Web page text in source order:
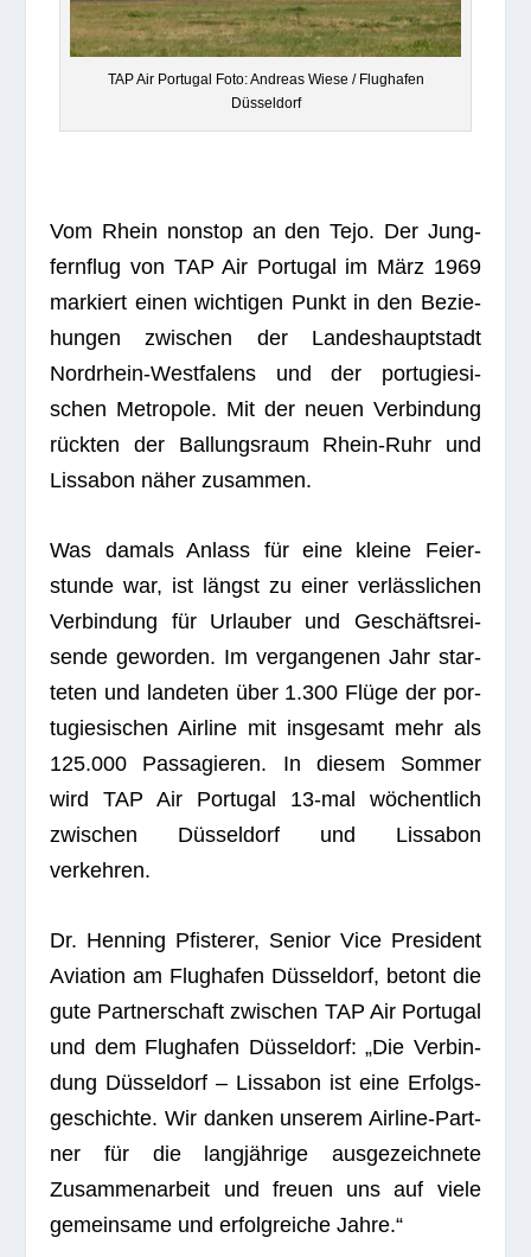
TAP Air Por­tu­gal Foto: Andreas Wiese / Flug­ha­fen
Düsseldorf
Vom Rhein non­stop an den Tejo. Der Jung­
fern­flug von TAP Air Por­tu­gal im März 1969
mar­kiert einen wich­ti­gen Punkt in den Bezie­
hun­gen zwi­schen der Lan­des­haupt­stadt
Nord­rhein-West­fa­lens und der por­tu­gie­si­
schen Metro­pole. Mit der neuen Ver­bin­dung
rück­ten der Bal­lungs­raum Rhein-Ruhr und
Lis­sa­bon näher zusammen.
Was damals Anlass für eine kleine Fei­er­
stunde war, ist längst zu einer ver­läss­li­chen
Ver­bin­dung für Urlau­ber und Geschäfts­rei­
sende gewor­den. Im ver­gan­ge­nen Jahr star­
te­ten und lan­de­ten über 1.300 Flüge der por­
tu­gie­si­schen Air­line mit ins­ge­samt mehr als
125.000 Pas­sa­gie­ren. In die­sem Som­mer
wird TAP Air Por­tu­gal 13-mal wöchent­lich
zwi­schen Düs­sel­dorf und Lis­sa­bon
verkehren.
Dr. Hen­ning Pfis­terer, Senior Vice Pre­si­dent
Avia­tion am Flug­ha­fen Düs­sel­dorf, betont die
gute Part­ner­schaft zwi­schen TAP Air Por­tu­gal
und dem Flug­ha­fen Düs­sel­dorf: „Die Ver­bin­
dung Düs­sel­dorf – Lis­sa­bon ist eine Erfolgs­
ge­schichte. Wir dan­ken unse­rem Air­line-Part­
ner für die lang­jäh­rige aus­ge­zeich­nete
Zusam­men­ar­beit und freuen uns auf viele
gemein­same und erfolg­rei­che Jahre.“